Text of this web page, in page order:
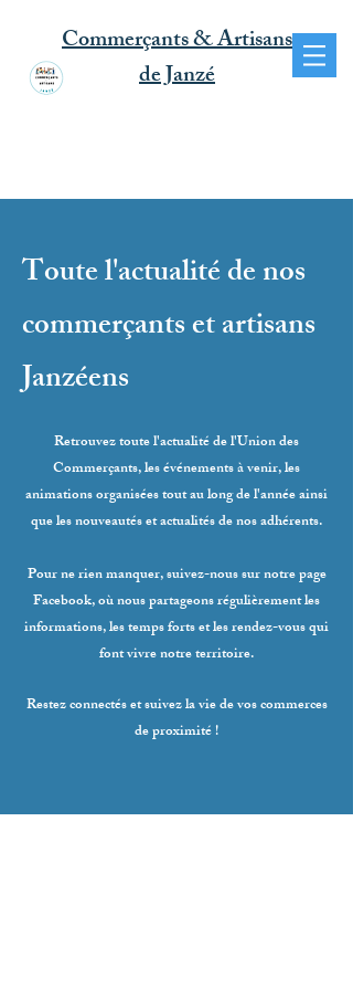
Commerçants & Artisans
de Janzé
Toute l'actualité de nos
commerçants et artisans
Janzéens
Retrouvez toute l'actualité de l'Union des
Commerçants, les événements à venir, les
animations organisées tout au long de l'année ainsi
que les nouveautés et actualités de nos adhérents.
Pour ne rien manquer, suivez-nous sur notre page
Facebook, où nous partageons régulièrement les
informations, les temps forts et les rendez-vous qui
font vivre notre territoire.
Restez connectés et suivez la vie de vos commerces
de proximité !